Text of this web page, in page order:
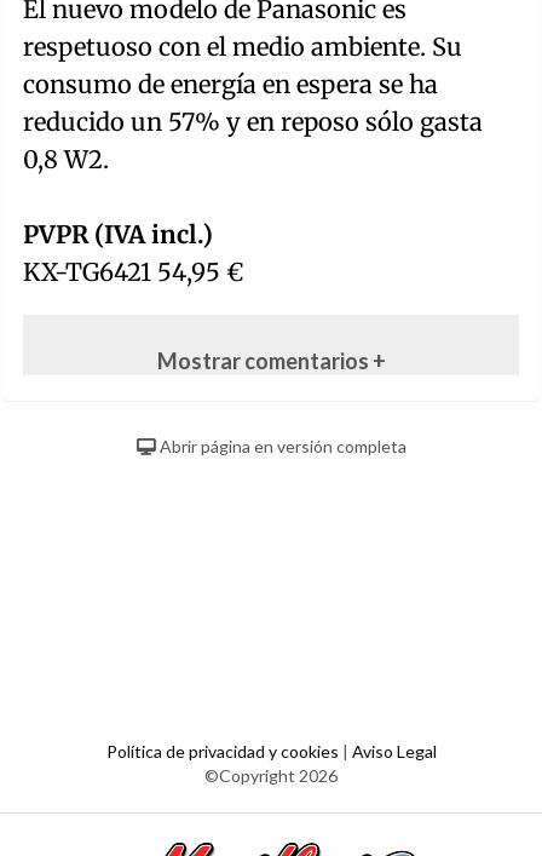
El nuevo modelo de Panasonic es
respetuoso con el medio ambiente. Su
consumo de energía en espera se ha
reducido un 57% y en reposo sólo gasta
0,8 W2.
PVPR (IVA incl.)
KX-TG6421 54,95 €
Mostrar comentarios +
Abrir página en versión completa
Política de privacidad y cookies | Aviso Legal
©Copyright 2026